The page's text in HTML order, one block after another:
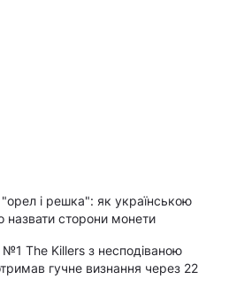
і решка": як українською
назвати сторони монети
№1 The Killers з несподіваною
гучне визнання через 22